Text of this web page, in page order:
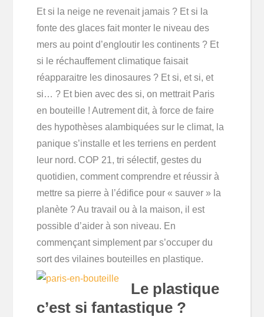
Et si la neige ne revenait jamais ? Et si la
fonte des glaces fait monter le niveau des
mers au point d’engloutir les continents ? Et
si le réchauffement climatique faisait
réapparaitre les dinosaures ? Et si, et si, et
si… ? Et bien avec des si, on mettrait Paris
en bouteille ! Autrement dit, à force de faire
des hypothèses alambiquées sur le climat, la
panique s’installe et les terriens en perdent
leur nord. COP 21, tri sélectif, gestes du
quotidien, comment comprendre et réussir à
mettre sa pierre à l’édifice pour « sauver » la
planète ? Au travail ou à la maison, il est
possible d’aider à son niveau. En
commençant simplement par s’occuper du
sort des vilaines bouteilles en plastique.
Le plastique
c’est si fantastique ?